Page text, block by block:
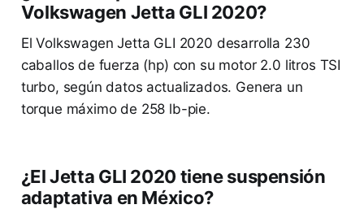
Volkswagen Jetta GLI 2020?
El Volkswagen Jetta GLI 2020 desarrolla 230
caballos de fuerza (hp) con su motor 2.0 litros TSI
turbo, según datos actualizados. Genera un
torque máximo de 258 lb-pie.
¿El Jetta GLI 2020 tiene suspensión
adaptativa en México?